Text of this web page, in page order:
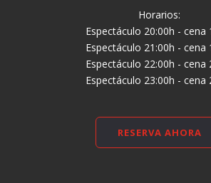
Horarios:
Espectáculo 20:00h - cena
Espectáculo 21:00h - cena
Espectáculo 22:00h - cena
Espectáculo 23:00h - cena
RESERVA AHORA